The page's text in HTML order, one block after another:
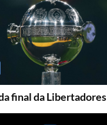
final da Libertadores